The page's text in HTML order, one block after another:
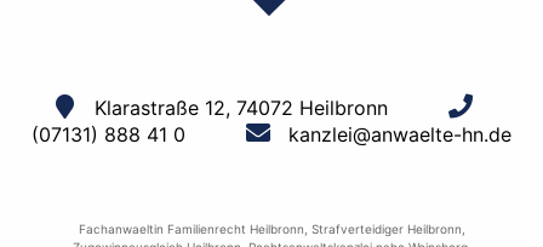
Klarastraße 12, 74072 Heilbronn
(07131) 888 41 0
kanzlei@anwaelte-hn.de
Fachanwaeltin Familienrecht Heilbronn Strafverteidiger Heilbronn